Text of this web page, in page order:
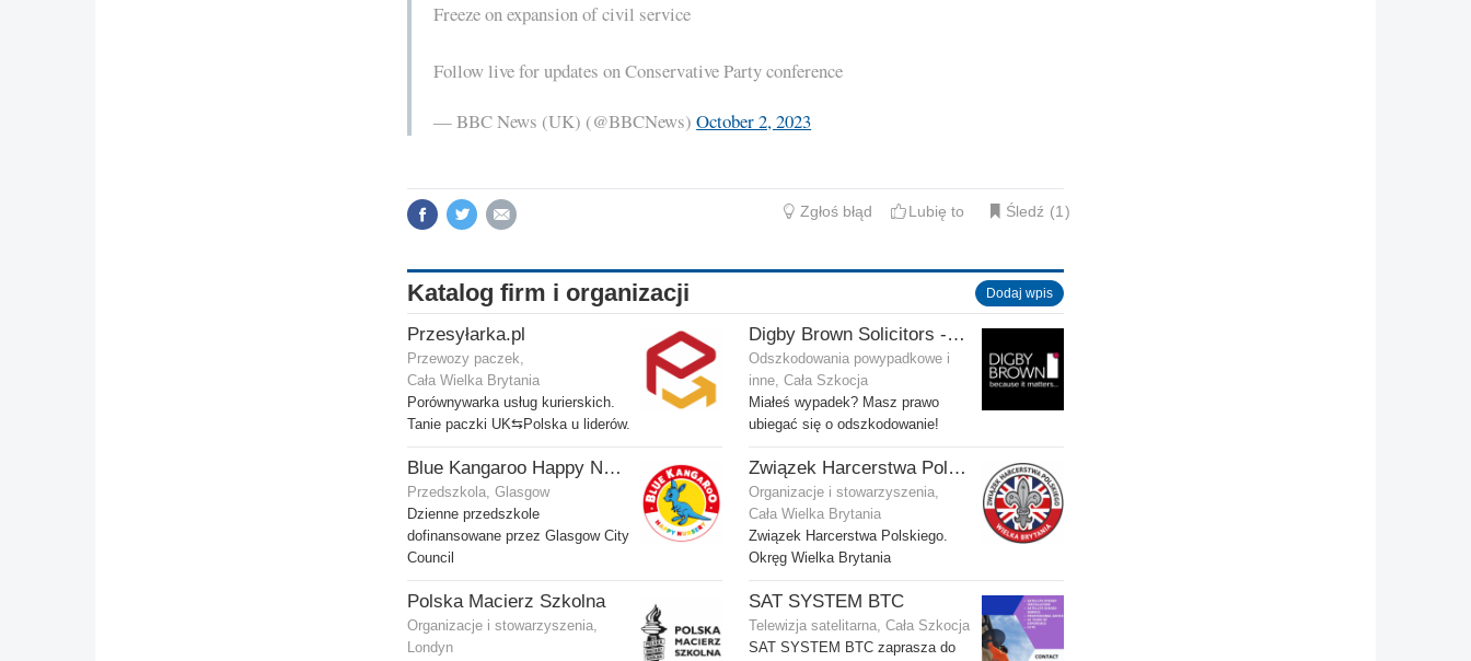
Freeze on expansion of civil service
Follow live for updates on Conservative Party conference
— BBC News (UK) (@BBCNews)October 2, 2023
Zgłoś błąd Lubię to Śledź 1
Katalog firm i organizacji Dodaj wpis
Przesyłarka.pl
Przewozy paczek,
Cała Wielka Brytania
Porównywarka usług kurierskich.
Tanie paczki UK⇆Polska u liderów.
Digby Brown Solicitors - Odszkodowania w Szkocji
Odszkodowania powypadkowe i
inne, Cała Szkocja
Miałeś wypadek? Masz prawo
ubiegać się o odszkodowanie!
Blue Kangaroo Happy Nursery
Przedszkola, Glasgow
Dzienne przedszkole
dofinansowane przez Glasgow City
Council
Związek Harcerstwa Polskiego w Wielkiej Brytanii
Organizacje i stowarzyszenia,
Cała Wielka Brytania
Związek Harcerstwa Polskiego.
Okręg Wielka Brytania
Polska Macierz Szkolna
Organizacje i stowarzyszenia,
Londyn
SAT SYSTEM BTC
Telewizja satelitarna, Cała Szkocja
SAT SYSTEM BTC zaprasza do